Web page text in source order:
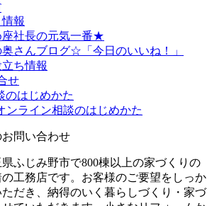
報
社長の元気一番★
さんブログ☆「今日のいいね！」
ち情報
せ
のはじめかた
ンライン相談のはじめかた
問い合わせ
ふじみ野市で800棟以上の家づくりの
工務店です。お客様のご要望をしっか
だき、納得のいく暮らしづくり・家づ